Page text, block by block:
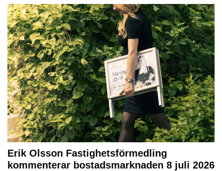
Erik Olsson Fastighetsförmedling
kommenterar bostadsmarknaden 8 juli 2026